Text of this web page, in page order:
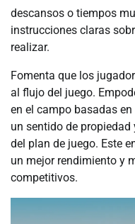
descansos o tiempos
instrucciones claras
realizar.
Fomenta que los
al flujo del juego.
en el campo basadas
un sentido de
del plan de juego. Este
un mejor rendimiento y
competitivos.